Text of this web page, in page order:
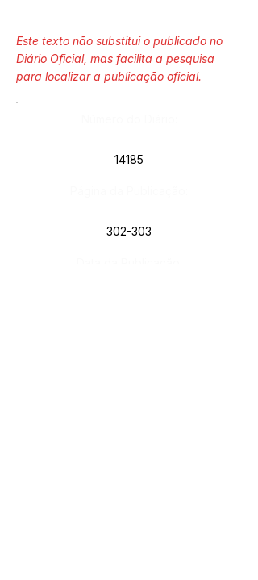
Este texto não substitui o publicado no
Diário Oficial, mas facilita a pesquisa
para localizar a publicação oficial.
14185
302-303